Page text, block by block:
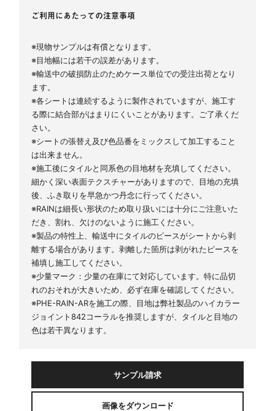
ご利用にあたっての注意事項
※現物サンプルは有償となります。
※目地幅には若干の誤差があります。
※輸送中の破損防止のためケース単位での受注出荷となり
ます。
※各シートは連続するように製作されていますが、施工す
る際に結合部がはまりにくいことがあります。ご了承くだ
さい。
※シートの張替え及び色品番をミックスして加工すること
は出来ません。
※施工後にタイルと同系色の目地材を充填してください。
細かく深い表面テクスチャーがありますので、目地の充填
後、ふき取りを早急かつ丹念に行ってください。
※RAINは細長い形状のため取り扱いには十分にご注意いた
だき、割れ、欠けのないように施工ください。
※製品の特性上、輸送中にタイルのピースがシートから剥
離する場合があります。剥離した箇所は剥がれたピースを
補填し施工してください。
※少量マーク：少量の在庫にて対応しています。特に品切
れのおそれが大きいため、必ず在庫を確認してください。
※PHE-RAIN-ARを施工の際、目地は弊社製品のハイカラー
ジョイント842コーラルを推奨しますが、タイルと目地の
色は若干異なります。
サンプル請求
画像をダウンロード